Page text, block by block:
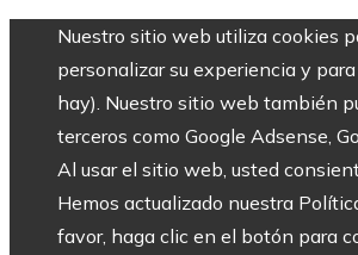
Nuestro sitio web utiliza cookies
personalizar su experiencia y
hay). Nuestro sitio web también
terceros como Google Adsense,
Al usar el sitio web, usted
Hemos actualizado nuestra
favor, haga clic en el botón para